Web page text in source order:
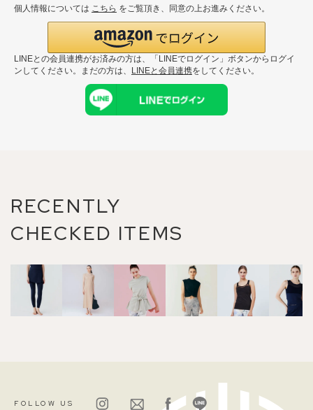
個人情報については こちら をご覧頂き、同意の上お進みください。
LINEとの会員連携がお済みの方は、「LINEでログイン」ボタンからログイ
ンしてください。まだの方は、
LINEと会員連携をしてください。
RECENTLY
CHECKED ITEMS
FOLLOW US